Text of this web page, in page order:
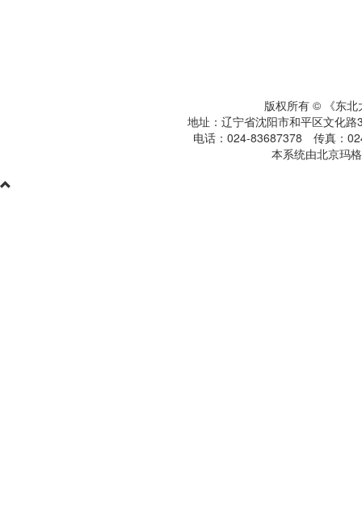
版权所有 © 《东北
地址：辽宁省沈阳市和平区文化
电话：024-83687378 传真：
本系统由北京玛